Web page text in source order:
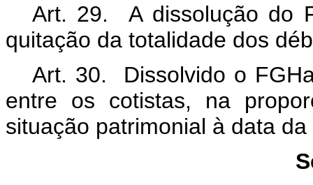
Art. 29. A dissolução do
quitação da totalidade dos
Art. 30. Dissolvido o
entre os cotistas, na
situação patrimonial à data